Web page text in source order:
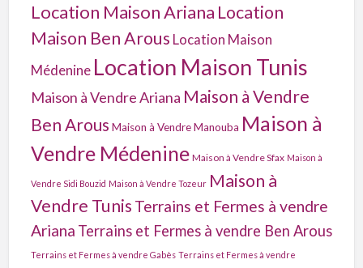
Location Maison Ariana Location
Maison Ben Arous Location Maison
Médenine Location Maison Tunis
Maison à Vendre Ariana Maison à Vendre
Ben Arous Maison à Vendre Manouba Maison à
Vendre Médenine Maison à Vendre Sfax Maison à
Vendre Sidi Bouzid Maison à Vendre Tozeur Maison à
Vendre Tunis Terrains et Fermes à vendre
Ariana Terrains et Fermes à vendre Ben Arous
Terrains et Fermes à vendre Gabès Terrains et Fermes à vendre